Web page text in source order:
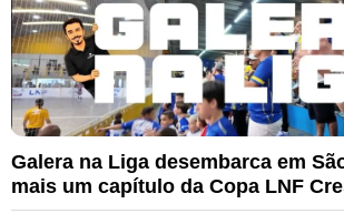
Galera na Liga desembarca em
mais um capítulo da Copa LNF